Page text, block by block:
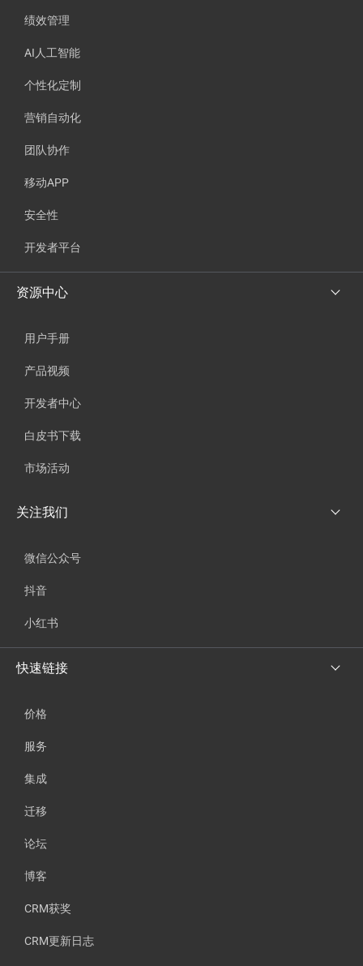
绩效管理
AI人工智能
个性化定制
营销自动化
团队协作
移动APP
安全性
开发者平台
资源中心
用户手册
产品视频
开发者中心
白皮书下载
市场活动
关注我们
微信公众号
抖音
小红书
快速链接
价格
服务
集成
迁移
论坛
博客
CRM获奖
CRM更新日志